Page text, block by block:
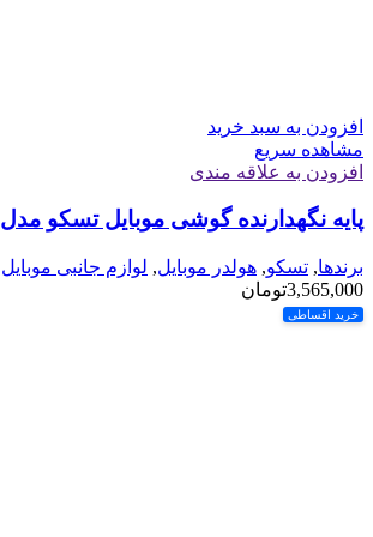
افزودن به سبد خرید
مشاهده سریع
افزودن به علاقه مندی
پایه نگهدارنده گوشی موبایل تسکو مدل THL 1295
برندها, تسکو, هولدر موبایل, لوازم جانبی موبایل
3,565,000تومان
خرید اقساطی